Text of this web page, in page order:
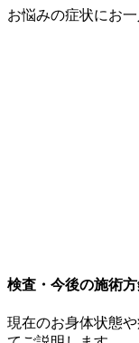
お悩みの症状にお
検査・今後の施術
現在のお身体状態